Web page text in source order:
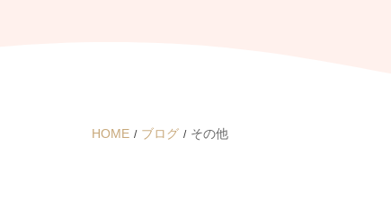
HOME ブログ その他